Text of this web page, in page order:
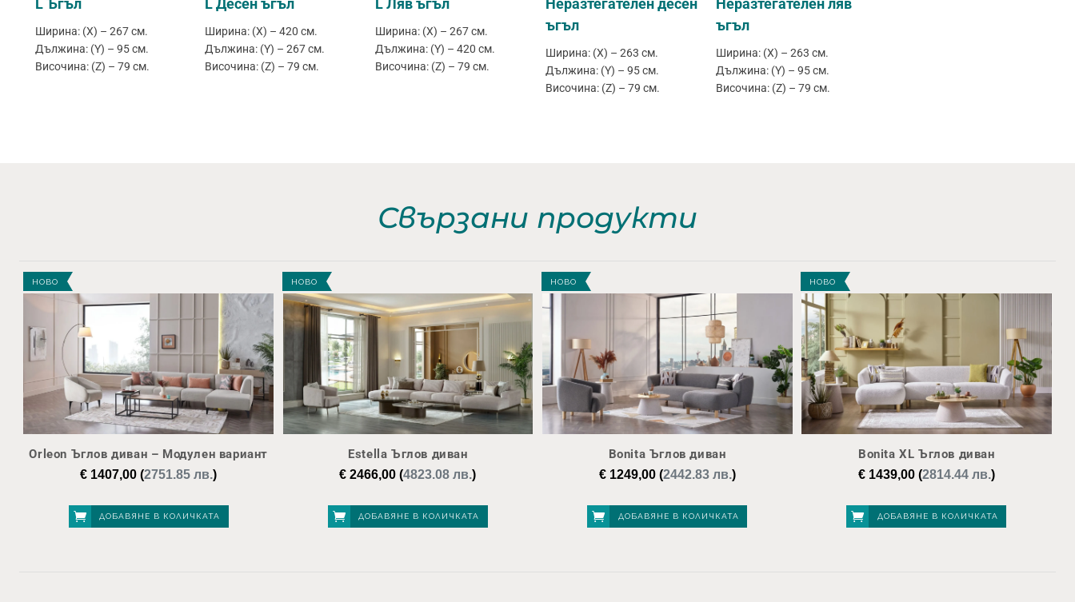
L Ъгъл
Ширина: (X) – 267 см.
Дължина: (Y) – 95 см.
Височина: (Z) – 79 см.
L Десен ъгъл
Ширина: (X) – 420 см.
Дължина: (Y) – 267 см.
Височина: (Z) – 79 см.
L Ляв ъгъл
Ширина: (X) – 267 см.
Дължина: (Y) – 420 см.
Височина: (Z) – 79 см.
Неразтегателен десен
ъгъл
Ширина: (X) – 263 см.
Дължина: (Y) – 95 см.
Височина: (Z) – 79 см.
Неразтегателен ляв
ъгъл
Ширина: (X) – 263 см.
Дължина: (Y) – 95 см.
Височина: (Z) – 79 см.
Свързани продукти
НОВО
Orleon Ъглов диван – Модулен вариант
€ 1407,00 (2751.85 лв.)
ДОБАВЯНЕ В КОЛИЧКАТА
НОВО
Estella Ъглов диван
€ 2466,00 (4823.08 лв.)
ДОБАВЯНЕ В КОЛИЧКАТА
НОВО
Bonita Ъглов диван
€1249,00(2442.83 лв.)
ДОБАВЯНЕ В КОЛИЧКАТА
НОВО
Bonita XL Ъглов диван
€1439,00(2814.44 лв.)
ДОБАВЯНЕ В КОЛИЧКАТА